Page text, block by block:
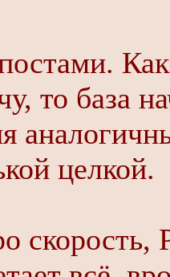
то база
целкой.
скорость,